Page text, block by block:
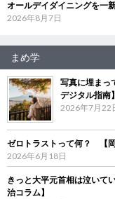
オールデイダイニングを一
2026年8月7日
まめ学
写真に埋まっ
デジタル指南】
2026年7月22
ゼロトラストって何？ 【岡
2026年6月18日
きっと大平元首相は泣いて
治コラム】